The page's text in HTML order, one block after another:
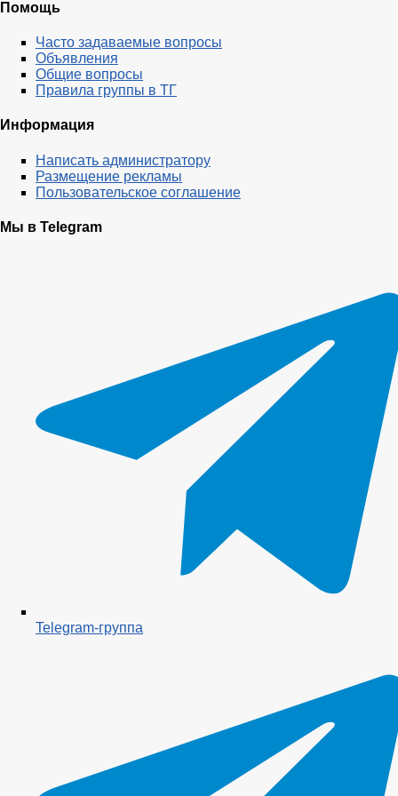
Помощь
Часто задаваемые вопросы
Объявления
Общие вопросы
Правила группы в ТГ
Информация
Написать администратору
Размещение рекламы
Пользовательское соглашение
Мы в Telegram
Telegram-группа